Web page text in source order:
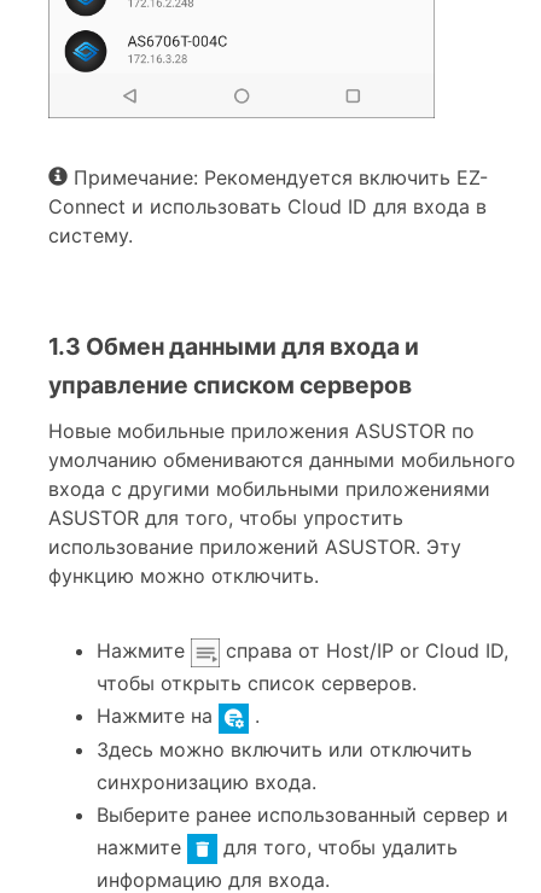
Примечание: Рекомендуется включить EZ-
Connect и использовать Cloud ID для входа в
систему.
1.3 Обмен данными для входа и
управление списком серверов
Новые мобильные приложения ASUSTOR по
умолчанию обмениваются данными мобильного
входа с другими мобильными приложениями
ASUSTOR для того, чтобы упростить
использование приложений ASUSTOR. Эту
функцию можно отключить.
Нажмите
справа от Host/IP or Cloud ID,
чтобы открыть список серверов.
Нажмите на
.
Здесь можно включить или отключить
синхронизацию входа.
Выберите ранее использованный сервер и
нажмите
для того, чтобы удалить
информацию для входа.